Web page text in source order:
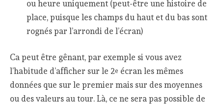
ou heure uniquement (peut-être une histoire de
place, puisque les champs du haut et du bas sont
rognés par l’arrondi de l’écran)
Ca peut être gênant, par exemple si vous avez
l’habitude d’afficher sur le 2e écran les mêmes
données que sur le premier mais sur des moyennes
ou des valeurs au tour. Là, ce ne sera pas possible de